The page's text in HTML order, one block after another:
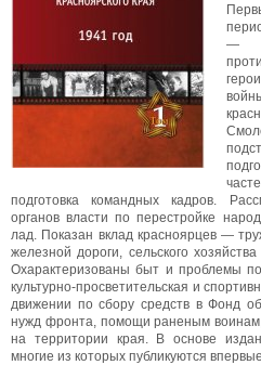
—
подготовка командных кадров.
органов власти по перестройке
лад. Показан вклад красноярцев —
железной дороги, сельского
Охарактеризованы быт и проблемы
культурно-просветительская и
движении по сбору средств в Фонд
нужд фронта, помощи раненым
на территории края. В основе
многие из которых публикуются впервые.